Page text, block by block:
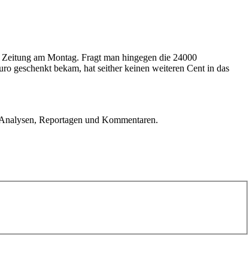
am Montag. Fragt man hingegen die 24000
geschenkt bekam, hat seither keinen weiteren Cent in das
Reportagen und Kommentaren.